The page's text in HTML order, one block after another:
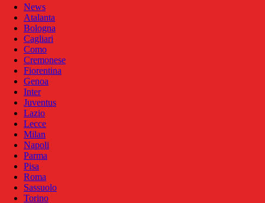
News
Atalanta
Bologna
Cagliari
Como
Cremonese
Fiorentina
Genoa
Inter
Juventus
Lazio
Lecce
Milan
Napoli
Parma
Pisa
Roma
Sassuolo
Torino